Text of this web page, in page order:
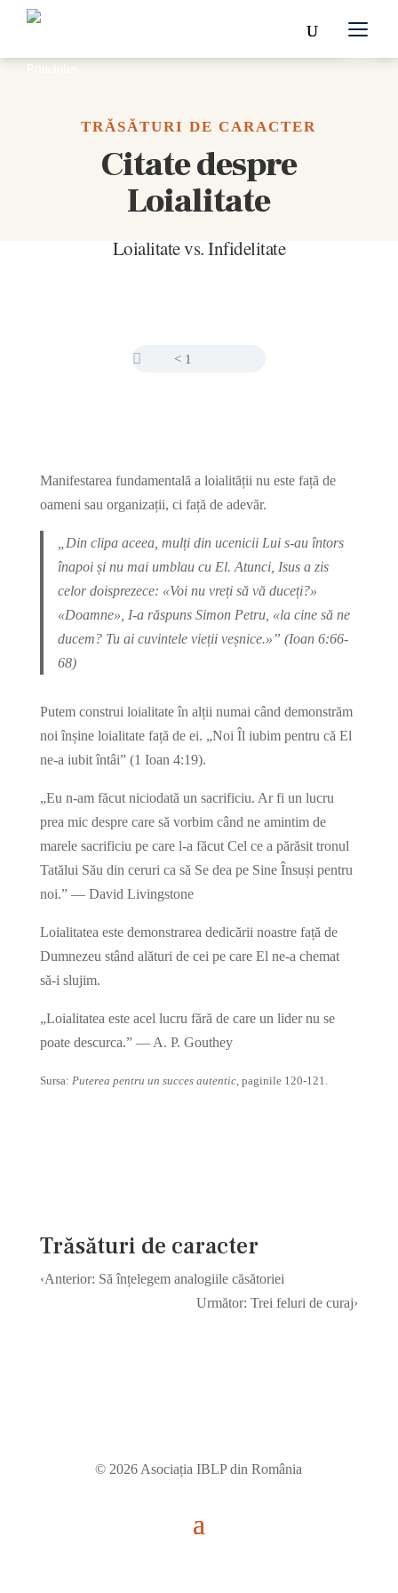
TRĂSĂTURI DE CARACTER
Citate despre
Loialitate
Loialitate vs. Infidelitate
 < 1
Manifestarea fundamentală a loialității nu este față de
oameni sau organizații, ci față de adevăr.
„Din clipa aceea, mulți din ucenicii Lui s-au întors
înapoi și nu mai umblau cu El. Atunci, Isus a zis
celor doisprezece: «Voi nu vreți să vă duceți?»
«Doamne», I-a răspuns Simon Petru, «la cine să ne
ducem? Tu ai cuvintele vieții veșnice.»” (Ioan 6:66-
68)
Putem construi loialitate în alții numai când demonstrăm
noi înșine loialitate față de ei. „Noi Îl iubim pentru că El
ne-a iubit întâi” (1 Ioan 4:19).
„Eu n-am făcut niciodată un sacrificiu. Ar fi un lucru
prea mic despre care să vorbim când ne amintim de
marele sacrificiu pe care l-a făcut Cel ce a părăsit tronul
Tatălui Său din ceruri ca să Se dea pe Sine Însuși pentru
noi.” — David Livingstone
Loialitatea este demonstrarea dedicării noastre față de
Dumnezeu stând alături de cei pe care El ne-a chemat
să-i slujim.
„Loialitatea este acel lucru fără de care un lider nu se
poate descurca.” — A. P. Gouthey
Sursa: Puterea pentru un succes autentic, paginile 120-121.
Trăsături de caracter
Post
‹Anterior: Să înțelegem analogiile căsătoriei
Următor: Trei feluri de curaj›
© 2026 Asociația IBLP din România